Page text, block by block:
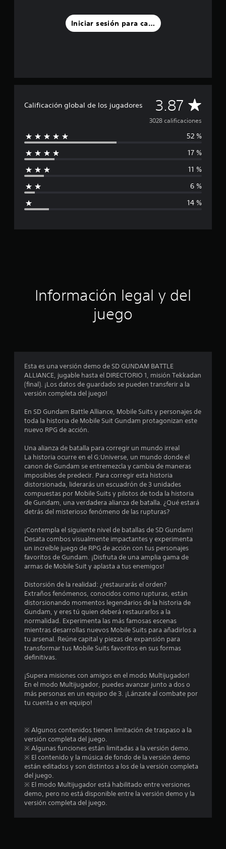
Iniciar sesión para calificar
Calificación global de los jugadores 3.87 C
a
l
a
ó
r
m
d
o
3
8
7
s
t
r
l
a
e
i
n
3028 calificaciones
52 %
17 %
11 %
6 %
14 %
Información legal y del
juego
Esta es una versión demo de SD GUNDAM BATTLE
ALLIANCE, jugable hasta el DIRECTORIO 1, misión Tekkadan
(final). ¡Los datos de guardado se pueden transferir a la
versión completa del juego!
En SD Gundam Battle Alliance, Mobile Suits y personajes de
toda la historia de Mobile Suit Gundam protagonizan este
nuevo RPG de acción.
Una alianza de batalla para corregir un mundo irreal
La historia ocurre en el G:Universe, un mundo donde el
canon de Gundam se entremezcla y cambia de maneras
imposibles de predecir. Para corregir esta historia
distorsionada, liderarás un escuadrón de 3 unidades
compuestas por Mobile Suits y pilotos de toda la historia
de Gundam, una verdadera alianza de batalla. ¿Qué estará
detrás del misterioso fenómeno de las rupturas?
¡Contempla el siguiente nivel de batallas de SD Gundam!
Desata combos visualmente impactantes y experimenta
un increíble juego de RPG de acción con tus personajes
favoritos de Gundam. ¡Disfruta de una amplia gama de
armas de Mobile Suit y aplasta a tus enemigos!
Distorsión de la realidad: ¿restaurarás el orden?
Extraños fenómenos, conocidos como rupturas, están
distorsionando momentos legendarios de la historia de
Gundam, y eres tú quien deberá restaurarlos a la
normalidad. Experimenta las más famosas escenas
mientras desarrollas nuevos Mobile Suits para añadirlos a
tu arsenal. Reúne capital y piezas de expansión para
transformar tus Mobile Suits favoritos en sus formas
definitivas.
¡Supera misiones con amigos en el modo Multijugador!
En el modo Multijugador, puedes avanzar junto a dos o
más personas en un equipo de 3. ¡Lánzate al combate por
tu cuenta o en equipo!
※ Algunos contenidos tienen limitación de traspaso a la
versión completa del juego.
※ Algunas funciones están limitadas a la versión demo.
※ El contenido y la música de fondo de la versión demo
están editados y son distintos a los de la versión completa
del juego.
※ El modo Multijugador está habilitado entre versiones
demo, pero no está disponible entre la versión demo y la
versión completa del juego.